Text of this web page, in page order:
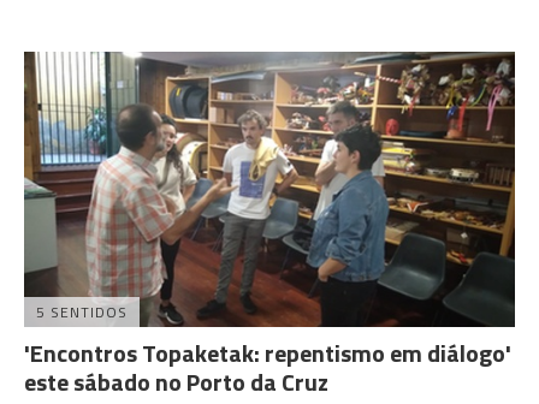
5 SENTIDOS
'Encontros Topaketak: repentismo em diálogo'
este sábado no Porto da Cruz